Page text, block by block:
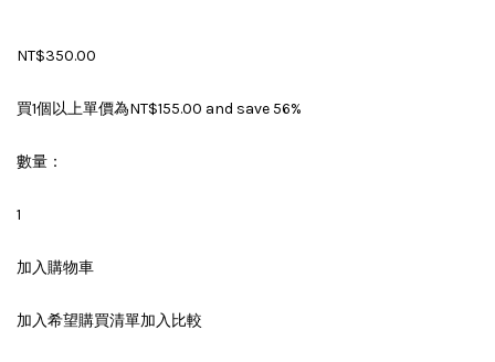
NT$350.00
買1個以上單價為NT$155.00 and save 56%
數量：
1
加入購物車
加入希望購買清單加入比較